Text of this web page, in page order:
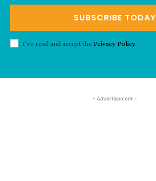
SUBSCRIBE TODAY
I've read and accept the Privacy Policy.
- Advertisement -